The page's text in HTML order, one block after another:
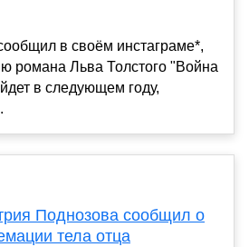
в своём инстаграме*,
романа Льва Толстого "Война
в следующем году,
Поднозова сообщил о
тела отца